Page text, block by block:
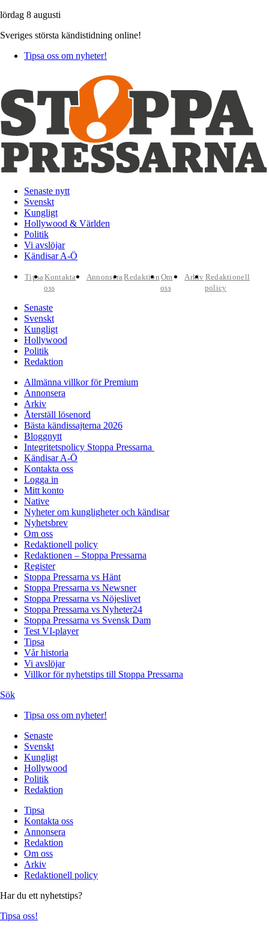
lördag 8 augusti
Sveriges största kändistidning online!
Tipsa oss om nyheter!
Senaste nytt
Svenskt
Kungligt
Hollywood & Världen
Politik
Vi avslöjar
Kändisar A-Ö
TipsaKontakta
oss
AnnonseraRedaktion Om
oss
Arkiv Redaktionell
policy
Senaste
Svenskt
Kungligt
Hollywood
Politik
Redaktion
Allmänna villkor för Premium
Annonsera
Arkiv
Återställ lösenord
Bästa kändissajterna 2026
Bloggnytt
Integritetspolicy Stoppa Pressarna
Kändisar A-Ö
Kontakta oss
Logga in
Mitt konto
Native
Nyheter om kungligheter och kändisar
Nyhetsbrev
Om oss
Redaktionell policy
Redaktionen – Stoppa Pressarna
Register
Stoppa Pressarna vs Hänt
Stoppa Pressarna vs Newsner
Stoppa Pressarna vs Nöjeslivet
Stoppa Pressarna vs Nyheter24
Stoppa Pressarna vs Svensk Dam
Test VI-player
Tipsa
Vår historia
Vi avslöjar
Villkor för nyhetstips till Stoppa Pressarna
Sök
Tipsa oss om nyheter!
Senaste
Svenskt
Kungligt
Hollywood
Politik
Redaktion
Tipsa
Kontakta oss
Annonsera
Redaktion
Om oss
Arkiv
Redaktionell policy
Har du ett nyhetstips?
Tipsa oss!